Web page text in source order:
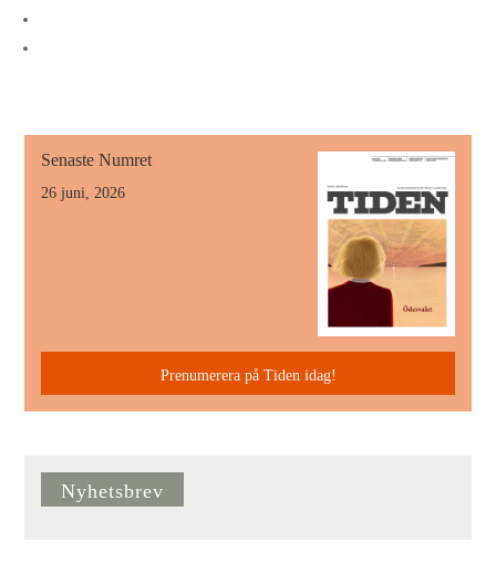
Senaste Numret
26 juni, 2026
Prenumerera på Tiden idag!
Nyhetsbrev